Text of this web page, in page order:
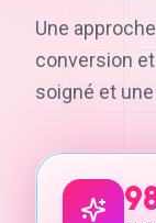
Une
conversion
soigné et